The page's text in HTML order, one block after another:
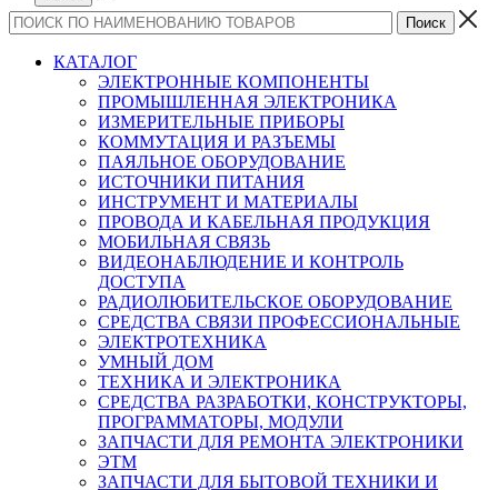
КАТАЛОГ
ЭЛЕКТРОННЫЕ КОМПОНЕНТЫ
ПРОМЫШЛЕННАЯ ЭЛЕКТРОНИКА
ИЗМЕРИТЕЛЬНЫЕ ПРИБОРЫ
КОММУТАЦИЯ И РАЗЪЕМЫ
ПАЯЛЬНОЕ ОБОРУДОВАНИЕ
ИСТОЧНИКИ ПИТАНИЯ
ИНСТРУМЕНТ И МАТЕРИАЛЫ
ПРОВОДА И КАБЕЛЬНАЯ ПРОДУКЦИЯ
МОБИЛЬНАЯ СВЯЗЬ
ВИДЕОНАБЛЮДЕНИЕ И КОНТРОЛЬ
ДОСТУПА
РАДИОЛЮБИТЕЛЬСКОЕ ОБОРУДОВАНИЕ
СРЕДСТВА СВЯЗИ ПРОФЕССИОНАЛЬНЫЕ
ЭЛЕКТРОТЕХНИКА
УМНЫЙ ДОМ
ТЕХНИКА И ЭЛЕКТРОНИКА
СРЕДСТВА РАЗРАБОТКИ, КОНСТРУКТОРЫ,
ПРОГРАММАТОРЫ, МОДУЛИ
ЗАПЧАСТИ ДЛЯ РЕМОНТА ЭЛЕКТРОНИКИ
ЭТМ
ЗАПЧАСТИ ДЛЯ БЫТОВОЙ ТЕХНИКИ И